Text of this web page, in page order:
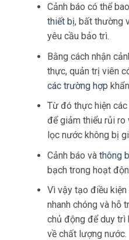
Cảnh báo có thể
thiết bị, bất thường
yêu cầu bảo trì.
Bằng cách nhận
thực, quản trị viên
các trường hợp
Từ đó thực hiện
để giảm thiểu rủi
lọc nước không bị
Cảnh báo và thông
bạch trong hoạt
Vì vậy tạo điều
nhanh chóng và hỗ
chủ động để duy trì
về chất lượng nước.